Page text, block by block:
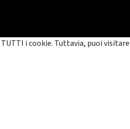
i cookie. Tuttavia, puoi visitare